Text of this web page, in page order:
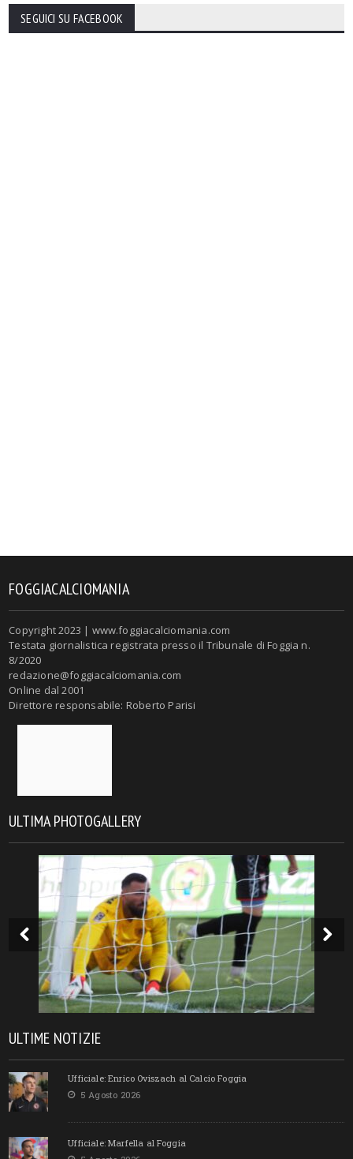
SEGUICI SU FACEBOOK
FOGGIACALCIOMANIA
Copyright 2023 | www.foggiacalciomania.com
Testata giornalistica registrata presso il Tribunale di Foggia n.
8/2020
redazione@foggiacalciomania.com
Online dal 2001
Direttore responsabile: Roberto Parisi
ULTIMA PHOTOGALLERY
ULTIME NOTIZIE
Ufficiale: Enrico Oviszach al Calcio Foggia
5 Agosto 2026
Ufficiale: Marfella al Foggia